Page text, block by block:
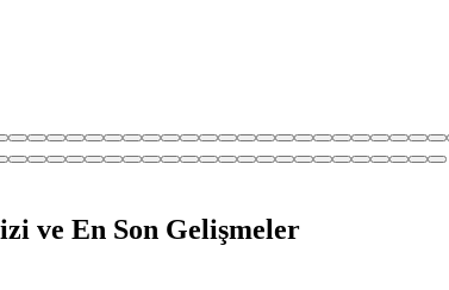
ve En Son Gelişmeler